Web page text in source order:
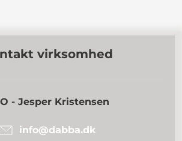
virksomhed
- Jesper Kristensen
info@dabba.dk